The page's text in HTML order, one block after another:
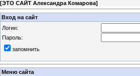
[ЭТО САЙТ Александра Комарова]
Вход на сайт
Логин:
Пароль:
запомнить
Меню сайта